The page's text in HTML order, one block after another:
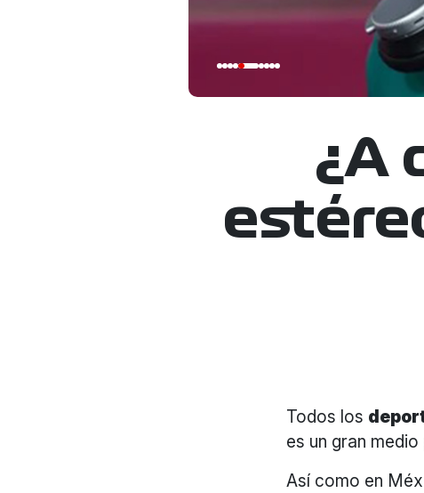
¿A
Todos los
es un gran
Así como en